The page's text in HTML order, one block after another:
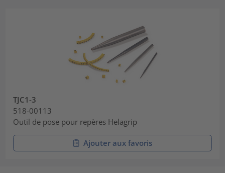
TJC1-3
518-00113
Outil de pose pour repères Helagrip
Ajouter aux favoris